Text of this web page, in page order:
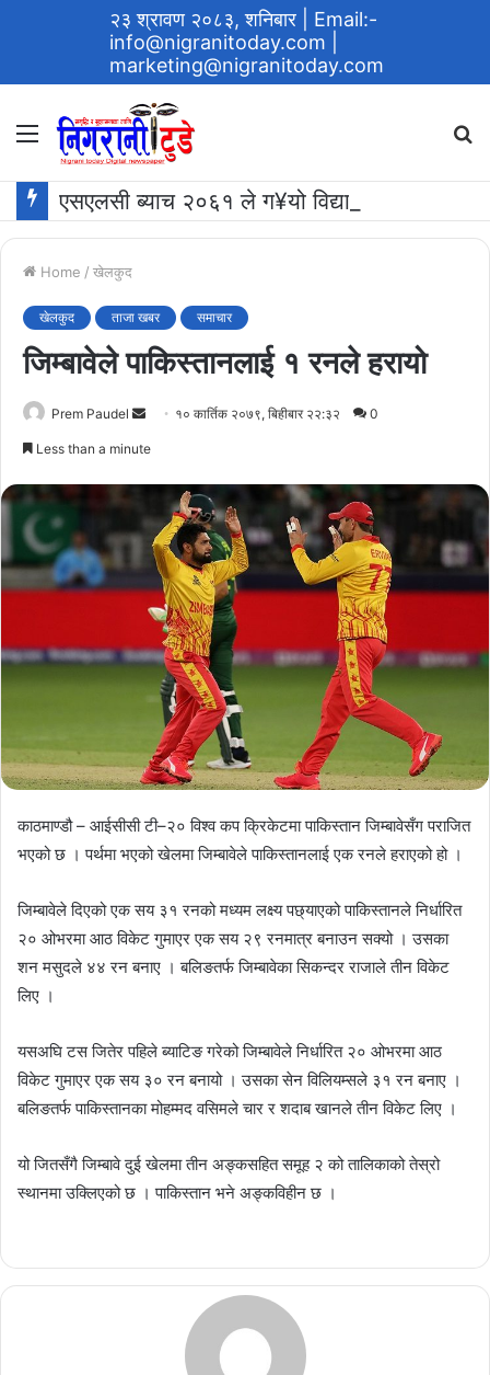
२३ श्रावण २०८३, शनिबार
| Email:-
info@nigranitoday.com
marketing@nigranitoday.com
Menu
Home / खेलकुद
खेलकुद ताजा खबर समाचार
जिम्बावेले पाकिस्तानलाई १ रनले हरायो
Prem Paudel
Send १० कार्तिक २०७९, बिहीबार २२:३२ 0
Less than a minute
काठमाण्डौ – आईसीसी टी–२० विश्व कप क्रिकेटमा पाकिस्तान जिम्बावेसँग पराजित
भएको छ । पर्थमा भएको खेलमा जिम्बावेले पाकिस्तानलाई एक रनले हराएको हो ।
जिम्बावेले दिएको एक सय ३१ रनको मध्यम लक्ष्य पछ्याएको पाकिस्तानले निर्धारित
२० ओभरमा आठ विकेट गुमाएर एक सय २९ रनमात्र बनाउन सक्यो । उसका
शन मसुदले ४४ रन बनाए । बलिङतर्फ जिम्बावेका सिकन्दर राजाले तीन विकेट
लिए ।
यसअघि टस जितेर पहिले ब्याटिङ गरेको जिम्बावेले निर्धारित २० ओभरमा आठ
विकेट गुमाएर एक सय ३० रन बनायो । उसका सेन विलियम्सले ३१ रन बनाए ।
बलिङतर्फ पाकिस्तानका मोहम्मद वसिमले चार र शदाब खानले तीन विकेट लिए ।
यो जितसँगै जिम्बावे दुई खेलमा तीन अङ्कसहित समूह २ को तालिकाको तेस्रो
स्थानमा उक्लिएको छ । पाकिस्तान भने अङ्कविहीन छ ।